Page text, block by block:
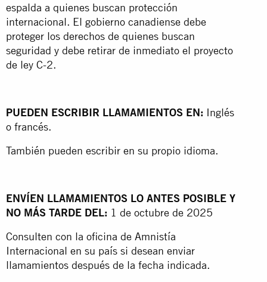
espalda a quienes buscan protección
internacional. El gobierno canadiense debe
proteger los derechos de quienes buscan
seguridad y debe retirar de inmediato el proyecto
de ley C-2.
PUEDEN ESCRIBIR LLAMAMIENTOS EN: Inglés
o francés.
También pueden escribir en su propio idioma.
ENVÍEN LLAMAMIENTOS LO ANTES POSIBLE Y
NO MÁS TARDE DEL: 1 de octubre de 2025
Consulten con la oficina de Amnistía
Internacional en su país si desean enviar
llamamientos después de la fecha indicada.